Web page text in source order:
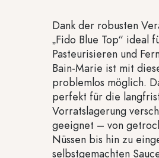
Dank der robusten
„Fido Blue Top“ ideal
Pasteurisieren und
Bain-Marie ist mit
problemlos möglich.
perfekt für die
Vorratslagerung
geeignet – von
Nüssen bis hin zu
selbstgemachten